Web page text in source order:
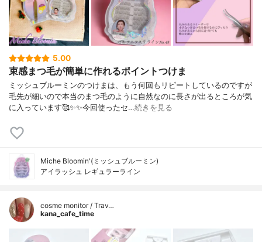
5.00
束感まつ毛が簡単に作れるポイントつけま
ミッシュブルーミンのつけまは、もう何回もリピートしているのですが
毛先が細いので本当のまつ毛のように自然なのに長さが出るところが気
に入っています🥰✨✨今回使ったセ…続きを見る
Miche Bloomin'(ミッシュブルーミン)
アイラッシュ レギュラーライン
cosme monitor / Trav…
kana_cafe_time